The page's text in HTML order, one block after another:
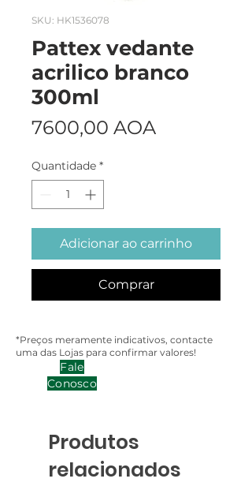
SKU: HK1536078
Pattex vedante
acrilico branco
300ml
7600,00 AOA
Quantidade *
Adicionar ao carrinho
Comprar
*Preços meramente indicativos, contacte
uma das Lojas para confirmar valores!
Fale
Conosco
Produtos
relacionados